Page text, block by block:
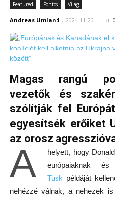
Featured Fontos Világ
Andreas Umland - 2024-11-20 0
Magas rangú
vezetők és
szólítják fel
egyesítsék erőiket
az orosz
A
helyett, hogy
európaiaknak
Tusk példáját
nehézzé válnak, a nehezek